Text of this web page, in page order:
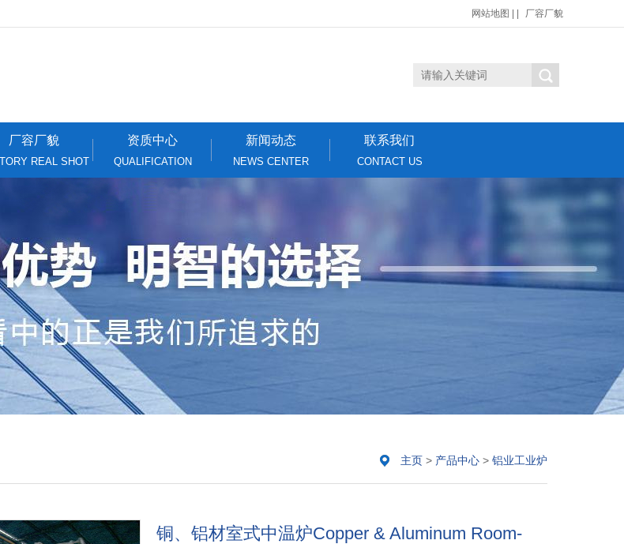
网站地图 厂容厂貌
厂容厂貌
REAL SHOT
资质中心
QUALIFICATION
新闻动态
NEWS CENTER
联系我们
CONTACT US
主页 > 产品中心 > 铝业工业炉
铜、铝材室式中温炉Copper & Aluminum Room-